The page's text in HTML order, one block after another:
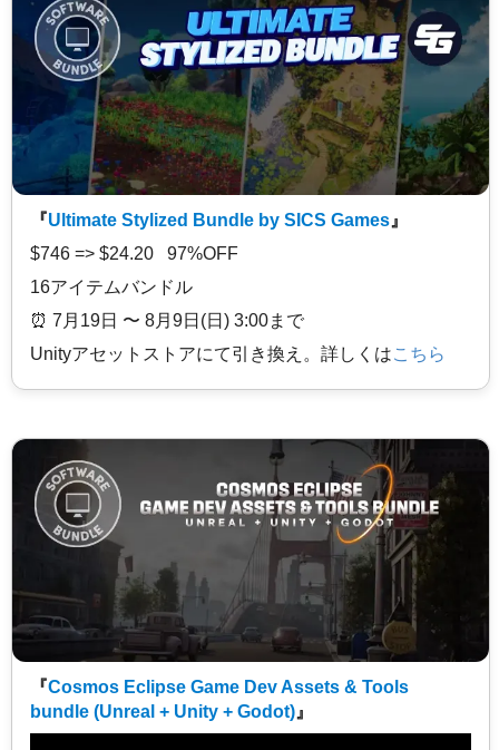
『Ultimate Stylized Bundle by SICS Games 』
$746 => $24.20 97%OFF
16アイテムバンドル
⏰️ 7月19日 〜 8月9日(日) 3:00まで
Unityアセットストアにて引き換え。詳しくはこちら
『Cosmos Eclipse Game Dev Assets & Tools
bundle (Unreal + Unity + Godot) 』